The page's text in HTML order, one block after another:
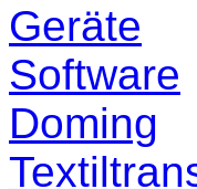
Geräte
Software
Doming